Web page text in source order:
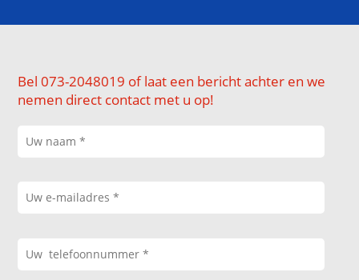
Bel 073-2048019 of laat een bericht achter en we
nemen direct contact met u op!